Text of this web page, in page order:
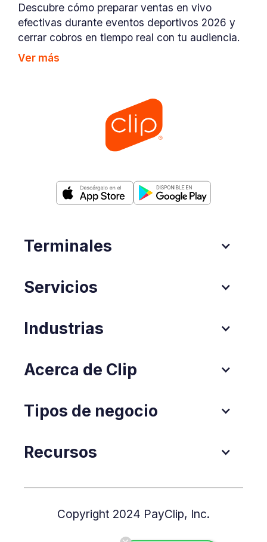
Descubre cómo preparar ventas en vivo
efectivas durante eventos deportivos 2026 y
cerrar cobros en tiempo real con tu audiencia.
Ver más
Terminales
Servicios
Industrias
Acerca de Clip
Tipos de negocio
Recursos
Copyright 2024 PayClip, Inc.